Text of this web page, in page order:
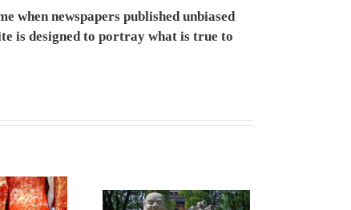
when newspapers published unbiased
is designed to portray what is true to